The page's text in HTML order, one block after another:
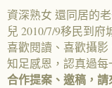
資深熟女 還同居的
兒 2010/7/9移民到府
喜歡閱讀、喜歡攝
知足感恩，認真過每
合作提案、邀稿，請